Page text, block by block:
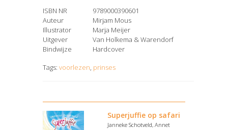
ISBN NR
9789000390601
Auteur
Mirjam Mous
Illustrator
Marja Meijer
Uitgever
Van Holkema & Warendorf
Bindwijze
Hardcover
Tags: voorlezen, prinses
Superjuffie op safari
Janneke Schotveld, Annet